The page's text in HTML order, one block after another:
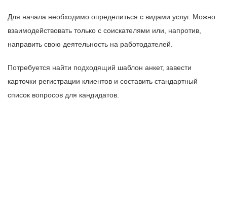
Для начала необходимо определиться с видами услуг. Можно
взаимодействовать только с соискателями или, напротив,
направить свою деятельность на работодателей.
Потребуется найти подходящий шаблон анкет, завести
карточки регистрации клиентов и составить стандартный
список вопросов для кандидатов.